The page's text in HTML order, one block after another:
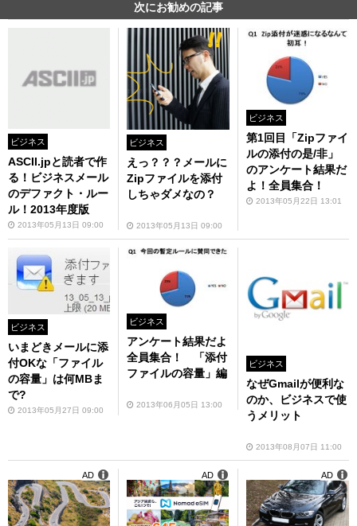
次にお勧めの記事
ビジネス
ASCII.jpと読者で作
る！ビジネスメール
のデファクト・ルー
ル！2013年度版
2013年05月13日 09:00
ビジネス
えっ？？？メールに
Zipファイルを添付
しちゃダメなの？
2013年05月13日 09:00
ビジネス
第1回目「Zipファイ
ルの添付の是/非」
のアンケート結果だ
よ！全員集合！
2013年05月22日 13:01
ビジネス
いまどきメールに添
付OKな「ファイル
の容量」は何MBま
で?
2013年05月27日 09:00
ビジネス
アンケート結果だよ
全員集合！ 「添付
ファイルの容量」編
2013年06月05日 13:00
ビジネス
なぜGmailが便利な
のか、ビジネスで使
うメリット
2013年08月07日 11:00
AD AD AD